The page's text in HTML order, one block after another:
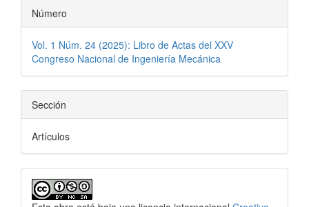
Número
Vol. 1 Núm. 24 (2025): Libro de Actas del XXV
Congreso Nacional de Ingeniería Mecánica
Sección
Artículos